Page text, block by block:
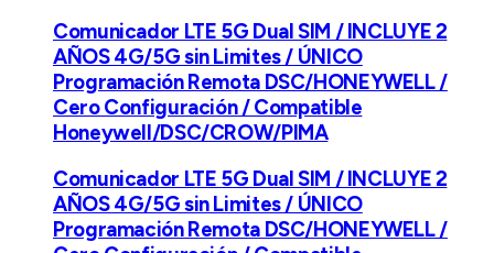
Comunicador LTE 5G Dual SIM / INCLUYE 2
AÑOS 4G/5G sin Limites / ÚNICO
Programación Remota DSC/HONEYWELL /
Cero Configuración / Compatible
Honeywell/DSC/CROW/PIMA
Comunicador LTE 5G Dual SIM / INCLUYE 2
AÑOS 4G/5G sin Limites / ÚNICO
Programación Remota DSC/HONEYWELL /